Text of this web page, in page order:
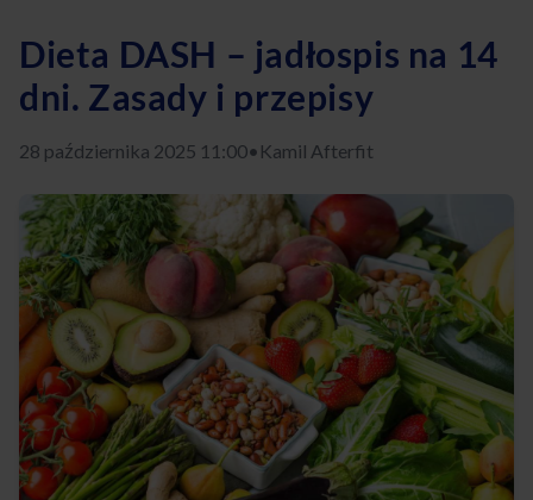
Dieta DASH – jadłospis na 14
dni. Zasady i przepisy
28 października 2025 11:00• Kamil Afterfit